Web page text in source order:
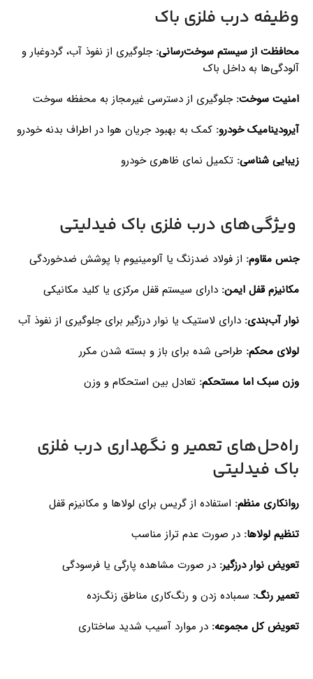
وظیفه درب فلزی باک
محافظت از سیستم سوخت‌رسانی: جلوگیری از نفوذ آب، گردوغبار و
آلودگی‌ها به داخل باک
امنیت سوخت: جلوگیری از دسترسی غیرمجاز به محفظه سوخت
آیرودینامیک خودرو: کمک به بهبود جریان هوا در اطراف بدنه خودرو
زیبایی شناسی: تکمیل نمای ظاهری خودرو
ویژگی‌های درب فلزی باک فیدلیتی
جنس مقاوم: از فولاد ضدزنگ یا آلومینیوم با پوشش ضدخوردگی
مکانیزم قفل ایمن: دارای سیستم قفل مرکزی یا کلید مکانیکی
نوار آب‌بندی: دارای لاستیک یا نوار درزگیر برای جلوگیری از نفوذ آب
لولای محکم: طراحی شده برای باز و بسته شدن مکرر
وزن سبک اما مستحکم: تعادل بین استحکام و وزن
راه‌حل‌های تعمیر و نگهداری درب فلزی
باک فیدلیتی
روانکاری منظم: استفاده از گریس برای لولاها و مکانیزم قفل
تنظیم لولاها: در صورت عدم تراز مناسب
تعویض نوار درزگیر: در صورت مشاهده پارگی یا فرسودگی
تعمیر رنگ: سمباده زدن و رنگ‌کاری مناطق زنگ‌زده
تعویض کل مجموعه: در موارد آسیب شدید ساختاری